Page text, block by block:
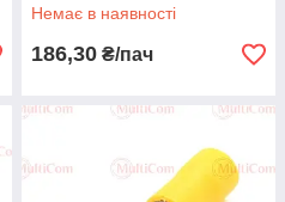
Немає в наявності
186,30 ₴/пач